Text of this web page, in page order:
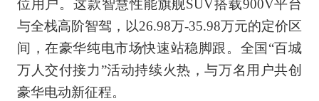
位用户。这款智慧性能旗舰SUV搭载900V平台
与全栈高阶智驾，以26.98万-35.98万元的定价区
间，在豪华纯电市场快速站稳脚跟。全国“百城
万人交付接力”活动持续火热，与万名用户共创
豪华电动新征程。